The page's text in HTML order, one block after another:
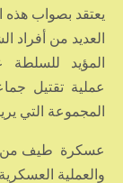
يعتقد بصواب
العديد من
المؤيد
عملية تقتيل
المجموعة التي
عسكرة طيف من
والعملية